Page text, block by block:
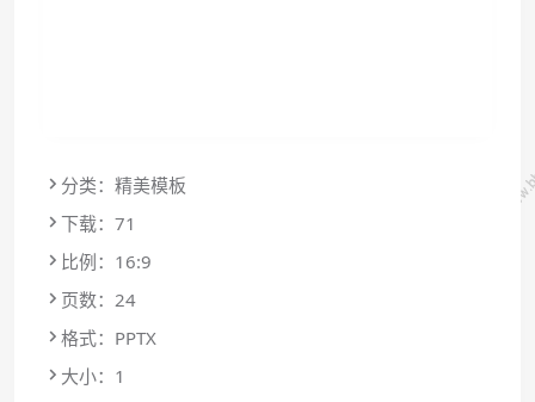
分类：精美模板
下载：71
比例：16:9
页数：24
格式：PPTX
大小：1